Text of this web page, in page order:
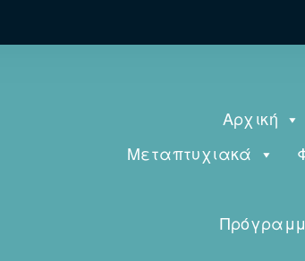
Αρχική
Μεταπτυχιακά